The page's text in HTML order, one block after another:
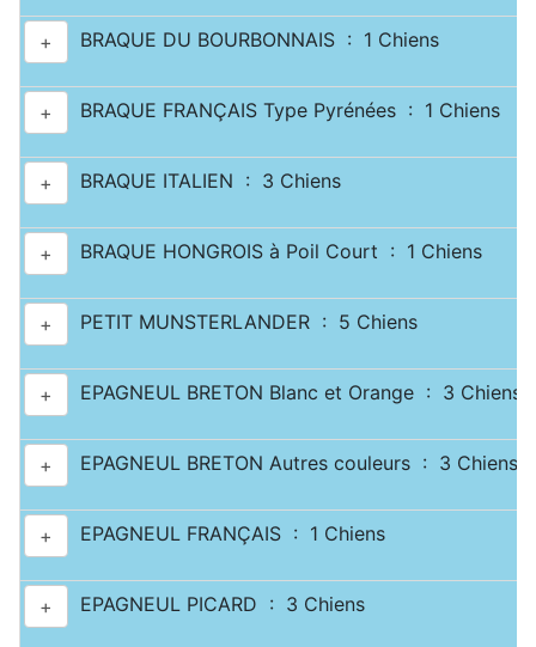
+ BRAQUE DU BOURBONNAIS : 1 Chiens
+ BRAQUE FRANÇAIS Type Pyrénées : 1 Chiens
+ BRAQUE ITALIEN : 3 Chiens
+ BRAQUE HONGROIS à Poil Court : 1 Chiens
+ PETIT MUNSTERLANDER : 5 Chiens
+ EPAGNEUL BRETON Blanc et Orange : 3 Chiens
+ EPAGNEUL BRETON Autres couleurs : 3 Chiens
+ EPAGNEUL FRANÇAIS : 1 Chiens
+ EPAGNEUL PICARD : 3 Chiens